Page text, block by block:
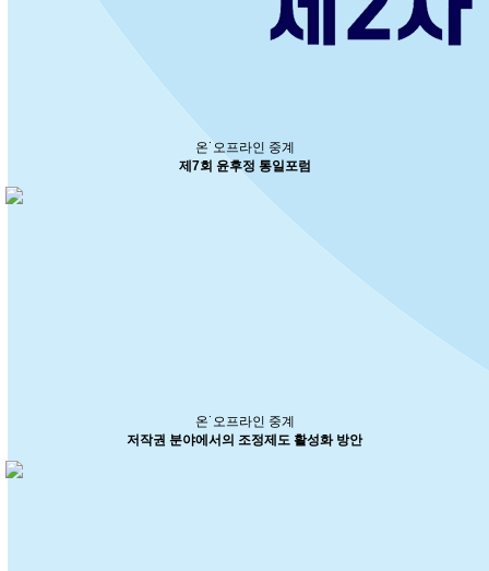
온˙오프라인 중계
제7회 윤후정 통일포럼
온˙오프라인 중계
저작권 분야에서의 조정제도 활성화 방안